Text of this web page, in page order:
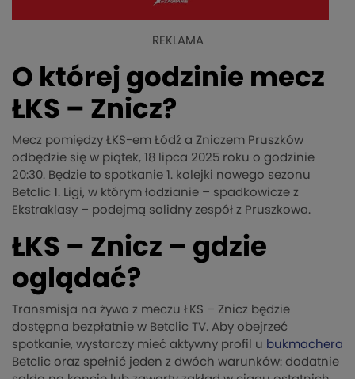
REKLAMA
O której godzinie mecz
ŁKS – Znicz?
Mecz pomiędzy ŁKS-em Łódź a Zniczem Pruszków
odbędzie się w piątek, 18 lipca 2025 roku o godzinie
20:30. Będzie to spotkanie 1. kolejki nowego sezonu
Betclic 1. Ligi, w którym łodzianie – spadkowicze z
Ekstraklasy – podejmą solidny zespół z Pruszkowa.
ŁKS – Znicz – gdzie
oglądać?
Transmisja na żywo z meczu ŁKS – Znicz będzie
dostępna bezpłatnie w Betclic TV. Aby obejrzeć
spotkanie, wystarczy mieć aktywny profil u bukmachera
Betclic oraz spełnić jeden z dwóch warunków: dodatnie